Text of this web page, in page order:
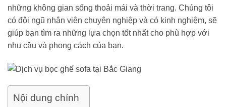
những không gian sống thoải mái và thời trang. Chúng tôi
có đội ngũ nhân viên chuyên nghiệp và có kinh nghiệm, sẽ
giúp bạn tìm ra những lựa chọn tốt nhất cho phù hợp với
nhu cầu và phong cách của bạn.
Nội dung chính